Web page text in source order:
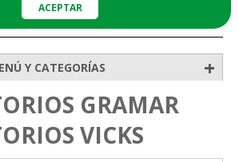
ACEPTAR
Y CATEGORÍAS +
GRAMAR
VICKS